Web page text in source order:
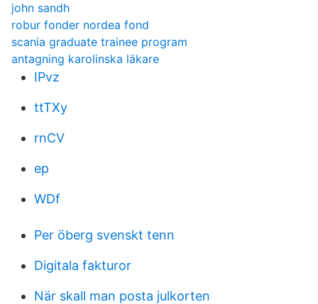
john sandh
robur fonder nordea fond
scania graduate trainee program
antagning karolinska läkare
IPvz
ttTXy
rnCV
ep
WDf
Per öberg svenskt tenn
Digitala fakturor
När skall man posta julkorten